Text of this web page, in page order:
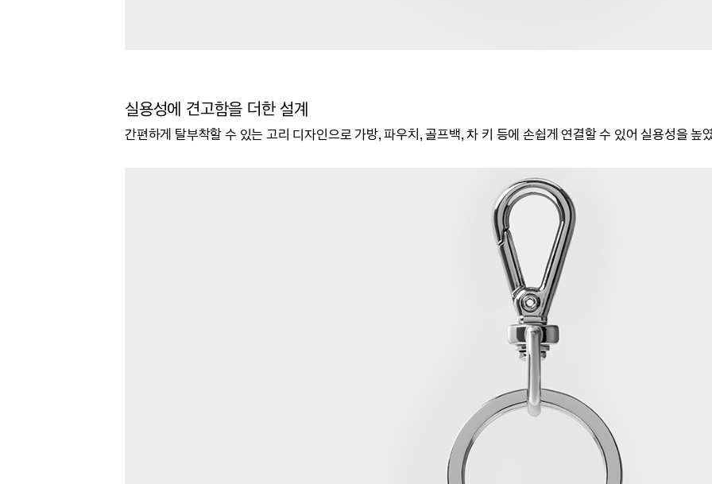
실용성에 견고함을 더한 설계
간편하게 탈부착할 수 있는 고리 디자인으로 가방, 파우치, 골프백, 차 키 등에 손쉽게 연결할 수 있어 실용성을 높